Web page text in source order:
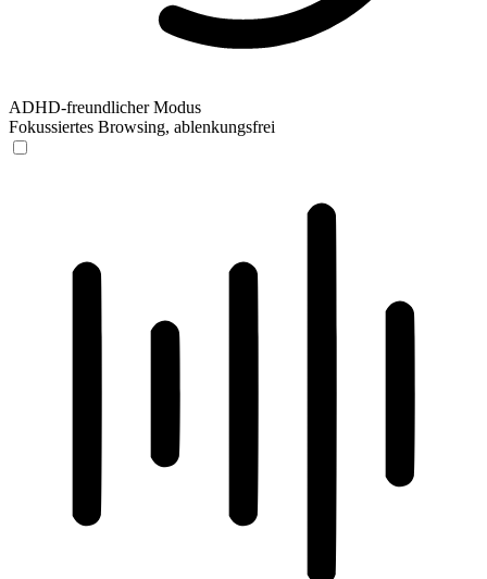
ADHD-freundlicher Modus
Fokussiertes Browsing, ablenkungsfrei